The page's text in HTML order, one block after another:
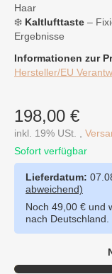
Haar
❄️ Kaltlufttaste –
Ergebnisse
Informationen zur
Hersteller/EU
198,00 €
inkl. 19% USt. ,
Sofort verfügbar
Lieferdatum:
abweichend)
Noch 49,00 € und
nach Deutschland.